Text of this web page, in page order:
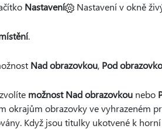
Nastavení Nastavení v okně
.
Nad obrazovkou, Pod
možnost Nad obrazovkounebo
okrajům obrazovky ve vyhrazeném
Když jsou titulky ukotvené k